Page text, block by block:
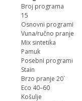
Broj programa
15
Osnovni programi
Vuna/ručno pranje
Mix sintetika
Pamuk
Posebni programi
Stain
Brzo pranje 20`
Eco 40–60
Košulje